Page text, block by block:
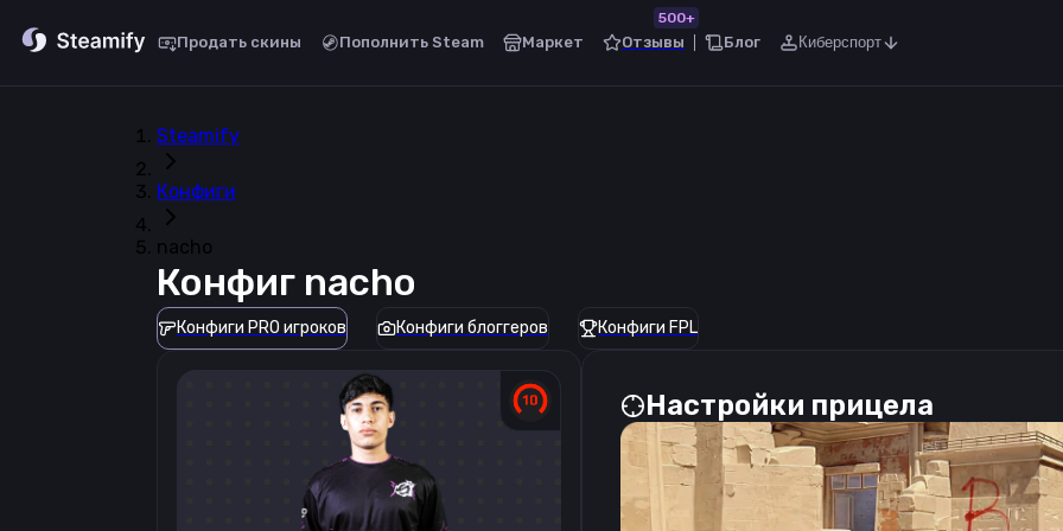
Продать скины Пополнить Steam Маркет Отзывы
500+
Блог Киберспорт
Steamify
Конфиги
nacho
Конфиг nacho
Конфиги PRO игроков Конфиги блоггеров Конфиги FPL
Настройки прицела